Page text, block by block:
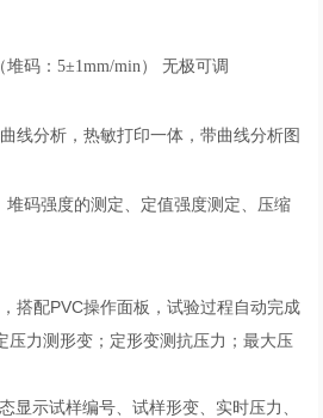
堆码：5±1mm/min） 无极可调
线分析，热敏打印一体，带曲线分析图
堆码强度的测定、定值强度测定、压缩
搭配PVC操作面板，试验过程自动完成
压力测形变；定形变测抗压力；最大压
显示试样编号、试样形变、实时压力、